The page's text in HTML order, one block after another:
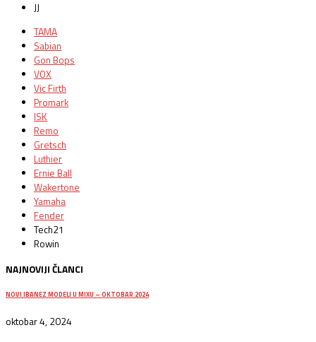
JJ
TAMA
Sabian
Gon Bops
VOX
Vic Firth
Promark
ISK
Remo
Gretsch
Luthier
Ernie Ball
Wakertone
Yamaha
Fender
Tech21
Rowin
NAJNOVIJI ČLANCI
NOVI IBANEZ MODELI U MIXU – OKTOBAR 2024
oktobar 4, 2024